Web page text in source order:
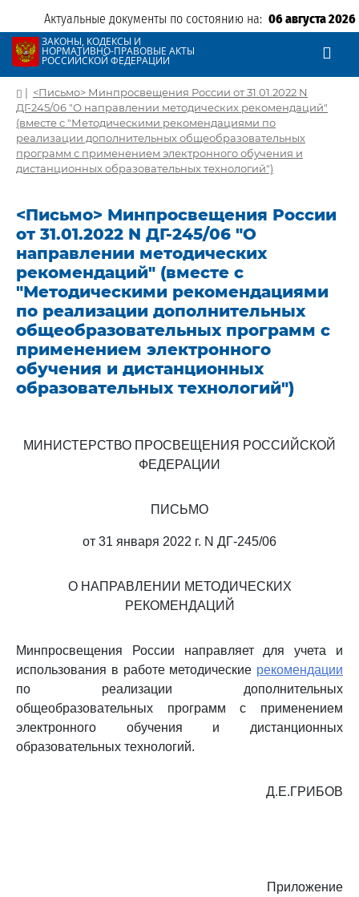
Актуальные документы по состоянию на: 06 августа 2026
ЗАКОНЫ, КОДЕКСЫ И
НОРМАТИВНО-ПРАВОВЫЕ АКТЫ
РОССИЙСКОЙ ФЕДЕРАЦИИ
| <Письмо> Минпросвещения России от 31.01.2022 N
ДГ-245/06 "О направлении методических рекомендаций"
(вместе с "Методическими рекомендациями по
реализации дополнительных общеобразовательных
программ с применением электронного обучения и
дистанционных образовательных технологий")
<Письмо> Минпросвещения России
от 31.01.2022 N ДГ-245/06 "О
направлении методических
рекомендаций" (вместе с
"Методическими рекомендациями
по реализации дополнительных
общеобразовательных программ с
применением электронного
обучения и дистанционных
образовательных технологий")
МИНИСТЕРСТВО ПРОСВЕЩЕНИЯ РОССИЙСКОЙ
ФЕДЕРАЦИИ
ПИСЬМО
от 31 января 2022 г. N ДГ-245/06
О НАПРАВЛЕНИИ МЕТОДИЧЕСКИХ
РЕКОМЕНДАЦИЙ
Минпросвещения России направляет для учета и
использования в работе методические рекомендации
по реализации дополнительных
общеобразовательных программ с применением
электронного обучения и дистанционных
образовательных технологий.
Д.Е.ГРИБОВ
Приложение